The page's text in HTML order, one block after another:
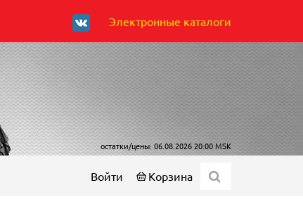
Электронные каталоги
остатки/цены: 06.08.2026 20:00 MSK
Войти Корзина